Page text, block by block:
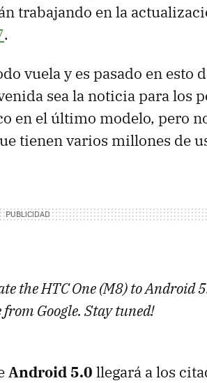
trabajando en la
.
vuela y es pasado en esto
sea la noticia para los
en el último modelo, pero
tienen varios millones de
the HTC One (M8) to Android
Google. Stay tuned!
Android 5.0 llegará a los